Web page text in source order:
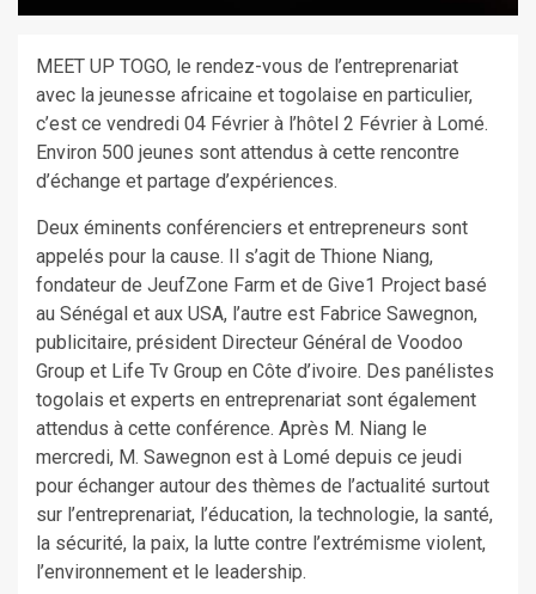
MEET UP TOGO, le rendez-vous de l’entreprenariat
avec la jeunesse africaine et togolaise en particulier,
c’est ce vendredi 04 Février à l’hôtel 2 Février à Lomé.
Environ 500 jeunes sont attendus à cette rencontre
d’échange et partage d’expériences.
Deux éminents conférenciers et entrepreneurs sont
appelés pour la cause. Il s’agit de Thione Niang,
fondateur de JeufZone Farm et de Give1 Project basé
au Sénégal et aux USA, l’autre est Fabrice Sawegnon,
publicitaire, président Directeur Général de Voodoo
Group et Life Tv Group en Côte d’ivoire. Des panélistes
togolais et experts en entreprenariat sont également
attendus à cette conférence. Après M. Niang le
mercredi, M. Sawegnon est à Lomé depuis ce jeudi
pour échanger autour des thèmes de l’actualité surtout
sur l’entreprenariat, l’éducation, la technologie, la santé,
la sécurité, la paix, la lutte contre l’extrémisme violent,
l’environnement et le leadership.